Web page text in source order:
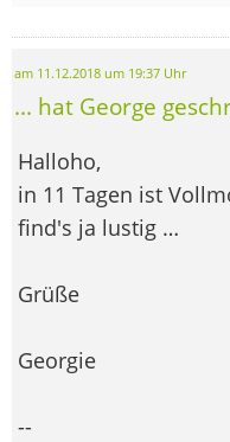
am 11.12.2018 um 19:37 Uhr
... hat George
Halloho,
in 11 Tagen ist
find's ja lustig …
Grüße
Georgie
--